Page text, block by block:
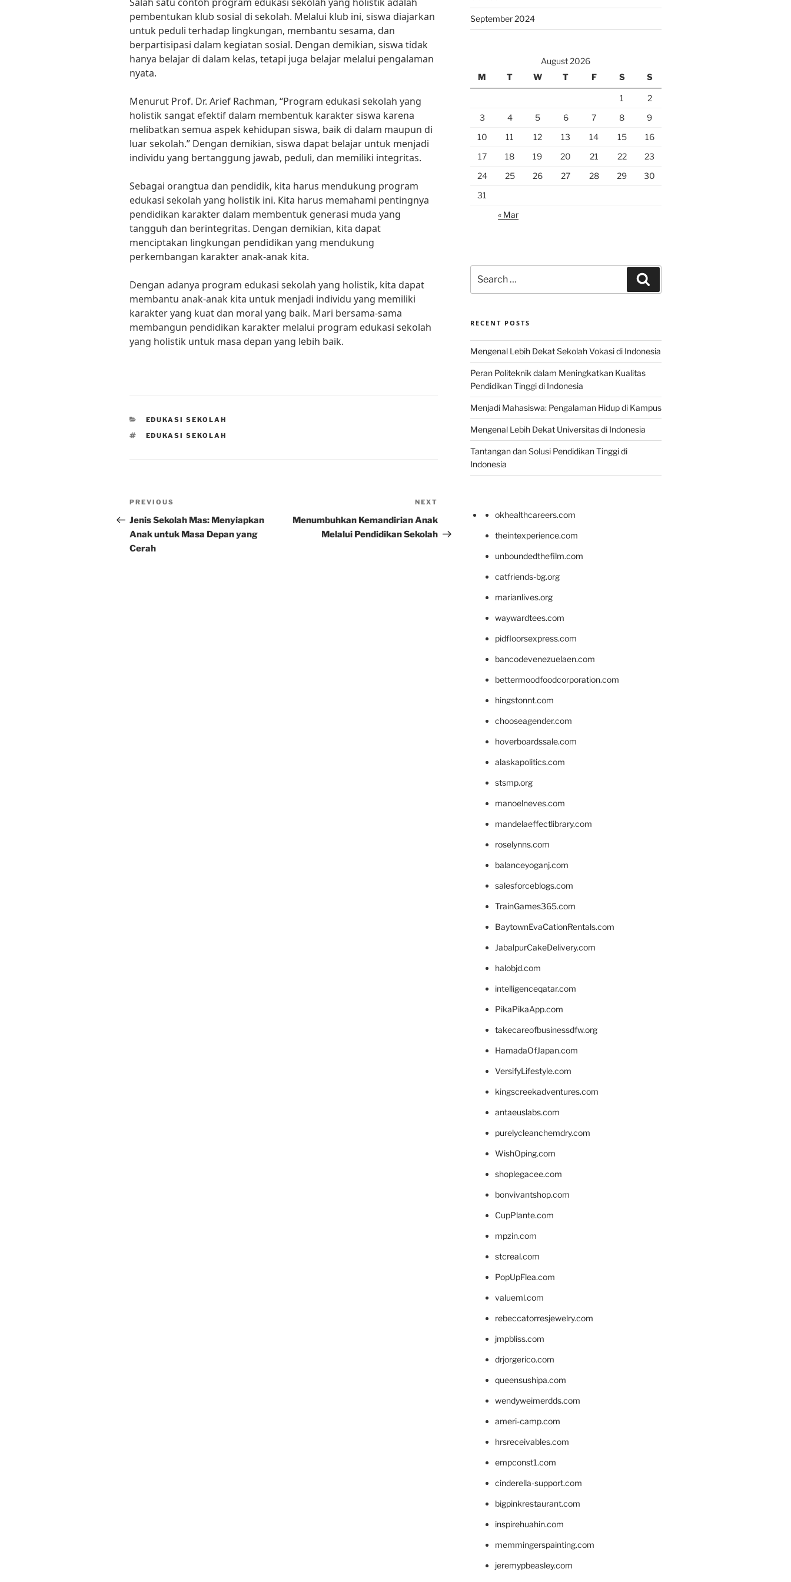
pembentukan klub sosial di sekolah. Melalui klub ini, siswa diajarkan
untuk peduli terhadap lingkungan, membantu sesama, dan
berpartisipasi dalam kegiatan sosial. Dengan demikian, siswa tidak
hanya belajar di dalam kelas, tetapi juga belajar melalui pengalaman
nyata.
Menurut Prof. Dr. Arief Rachman, “Program edukasi sekolah yang
holistik sangat efektif dalam membentuk karakter siswa karena
melibatkan semua aspek kehidupan siswa, baik di dalam maupun di
luar sekolah.” Dengan demikian, siswa dapat belajar untuk menjadi
individu yang bertanggung jawab, peduli, dan memiliki integritas.
Sebagai orangtua dan pendidik, kita harus mendukung program
edukasi sekolah yang holistik ini. Kita harus memahami pentingnya
pendidikan karakter dalam membentuk generasi muda yang
tangguh dan berintegritas. Dengan demikian, kita dapat
menciptakan lingkungan pendidikan yang mendukung
perkembangan karakter anak-anak kita.
Dengan adanya program edukasi sekolah yang holistik, kita dapat
membantu anak-anak kita untuk menjadi individu yang memiliki
karakter yang kuat dan moral yang baik. Mari bersama-sama
membangun pendidikan karakter melalui program edukasi sekolah
yang holistik untuk masa depan yang lebih baik.
CATEGORIES
EDUKASI SEKOLAH
TAGS
EDUKASI SEKOLAH
Post
navigation
Previous
Post
PREVIOUS
Jenis Sekolah Mas: Menyiapkan
Anak untuk Masa Depan yang
Cerah
Post
NEXT
Menumbuhkan Kemandirian Anak
Melalui Pendidikan Sekolah
September 2024
August 2026
M
T W T F S S
1
2
3
4 5 6 7 8
9
10
11 12 13 14 15
16
17
18 19 20 21 22
23
24
25 26 27 28 29
30
31
« Mar
for:
RECENT POSTS
Mengenal Lebih Dekat Sekolah Vokasi di Indonesia
Peran Politeknik dalam Meningkatkan Kualitas
Pendidikan Tinggi di Indonesia
Menjadi Mahasiswa: Pengalaman Hidup di Kampus
Mengenal Lebih Dekat Universitas di Indonesia
Tantangan dan Solusi Pendidikan Tinggi di
Indonesia
okhealthcareers.com
theintexperience.com
unboundedthefilm.com
catfriends-bg.org
marianlives.org
waywardtees.com
pidfloorsexpress.com
bancodevenezuelaen.com
bettermoodfoodcorporation.com
hingstonnt.com
chooseagender.com
hoverboardssale.com
alaskapolitics.com
stsmp.org
manoelneves.com
mandelaeffectlibrary.com
roselynns.com
balanceyoganj.com
salesforceblogs.com
TrainGames365.com
BaytownEvaCationRentals.com
JabalpurCakeDelivery.com
halobjd.com
intelligenceqatar.com
PikaPikaApp.com
takecareofbusinessdfw.org
HamadaOfJapan.com
VersifyLifestyle.com
kingscreekadventures.com
antaeuslabs.com
purelycleanchemdry.com
WishOping.com
shoplegacee.com
bonvivantshop.com
CupPlante.com
mpzin.com
stcreal.com
PopUpFlea.com
valueml.com
rebeccatorresjewelry.com
jmpbliss.com
drjorgerico.com
queensushipa.com
wendyweimerdds.com
ameri-camp.com
hrsreceivables.com
empconst1.com
cinderella-support.com
bigpinkrestaurant.com
inspirehuahin.com
memmingerspainting.com
jeremypbeasley.com